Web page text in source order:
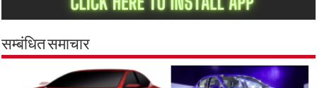
सम्बंधित समाचार